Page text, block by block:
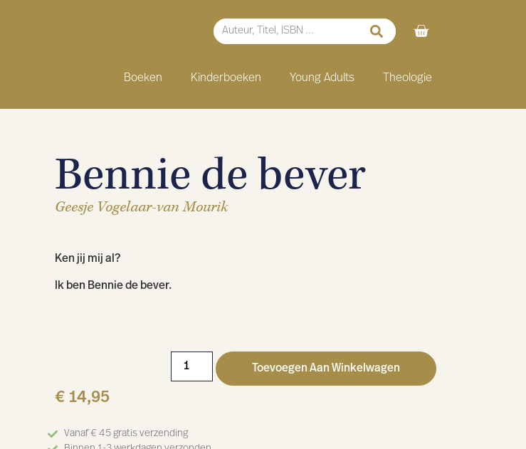
Boeken Kinderboeken Young Adults Theologie
Bennie de bever
Geesje Vogelaar-van Mourik
Ken jij mij al?
Ik ben Bennie de bever.
€ 14,95
Toevoegen Aan Winkelwagen
Vanaf € 45 gratis verzending